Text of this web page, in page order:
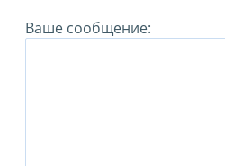
Ваше сообщение: